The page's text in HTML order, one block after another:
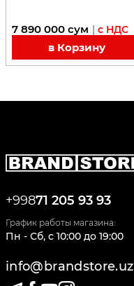
7 890 000 сум | с НДС
в Корзину
+99871 205 93 93
График работы магазина:
Пн - Сб, c 10:00 до 19:00
info@brandstore.uz